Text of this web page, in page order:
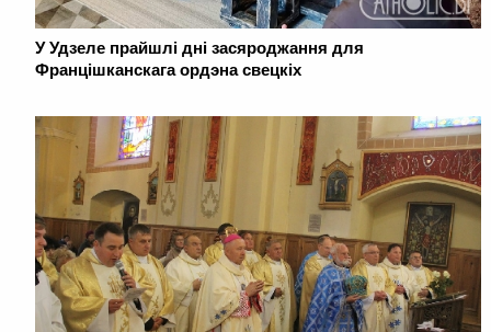
У Удзеле прайшлі дні засяроджання для
Францішканскага ордэна свецкіх